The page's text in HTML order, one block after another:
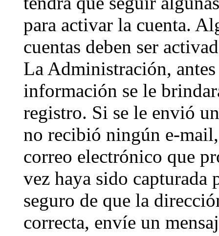
para activar la cuenta.
cuentas deben ser
La Administración,
información se le
registro. Si se le envió
no recibió ningún e-
correo electrónico que
vez haya sido
seguro de que la
correcta, envíe un